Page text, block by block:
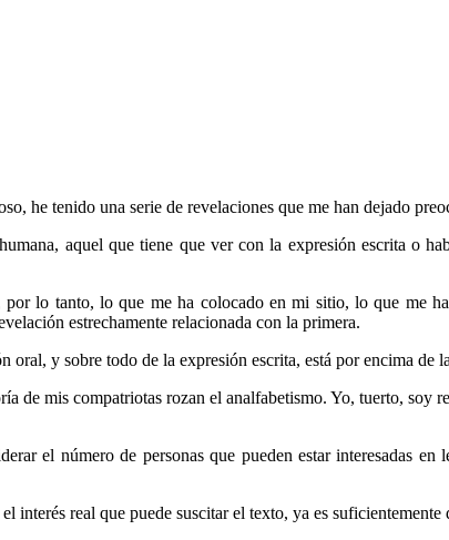
he tenido una serie de revelaciones que me han dejado
aquel que tiene que ver con la expresión escrita o
lo tanto, lo que me ha colocado en mi sitio, lo que me
estrechamente relacionada con la primera.
oral, y sobre todo de la expresión escrita, está por encima de
de mis compatriotas rozan el analfabetismo. Yo, tuerto, soy
el número de personas que pueden estar interesadas
interés real que puede suscitar el texto, ya es suficientemente